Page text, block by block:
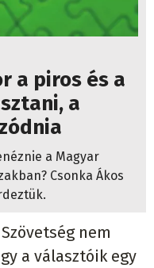
a piros és a
a
a Magyar
Csonka Ákos
nem
a választóik egy